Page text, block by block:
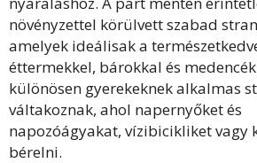
növényzettel körülvett szabad
amelyek ideálisak a
éttermekkel, bárokkal és
különösen gyerekeknek alkalmas
váltakoznak, ahol napernyőket és
napozóágyakat, vízibicikliket vagy
bérelni.